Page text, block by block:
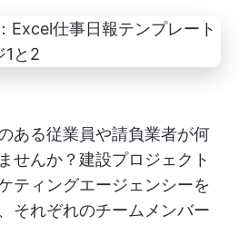
ある従業員や請負業者が何
せんか？建設プロジェクト
ティングエージェンシーを
それぞれのチームメンバー